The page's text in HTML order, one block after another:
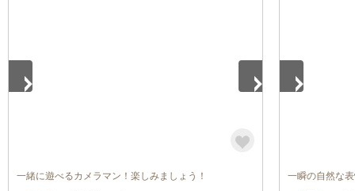
一緒に遊べるカメラマン！楽しみましょう！ 一瞬の自然な